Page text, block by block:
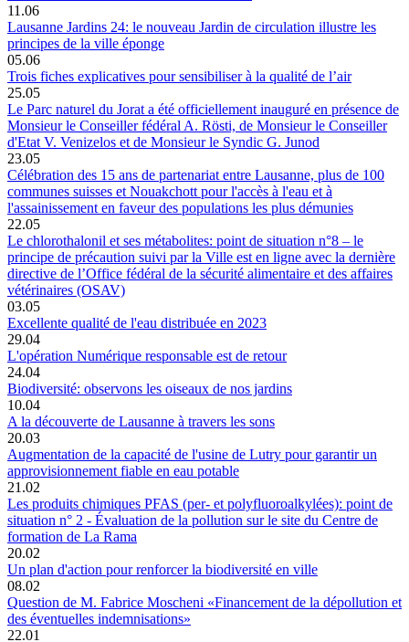
11.06
Lausanne Jardins 24: le nouveau Jardin de circulation illustre les
principes de la ville éponge
05.06
Trois fiches explicatives pour sensibiliser à la qualité de l’air
25.05
Le Parc naturel du Jorat a été officiellement inauguré en présence de
Monsieur le Conseiller fédéral A. Rösti, de Monsieur le Conseiller
d'Etat V. Venizelos et de Monsieur le Syndic G. Junod
23.05
Célébration des 15 ans de partenariat entre Lausanne, plus de 100
communes suisses et Nouakchott pour l'accès à l'eau et à
l'assainissement en faveur des populations les plus démunies
22.05
Le chlorothalonil et ses métabolites: point de situation n°8 – le
principe de précaution suivi par la Ville est en ligne avec la dernière
directive de l’Office fédéral de la sécurité alimentaire et des affaires
vétérinaires (OSAV)
03.05
Excellente qualité de l'eau distribuée en 2023
29.04
L'opération Numérique responsable est de retour
24.04
Biodiversité: observons les oiseaux de nos jardins
10.04
A la découverte de Lausanne à travers les sons
20.03
Augmentation de la capacité de l'usine de Lutry pour garantir un
approvisionnement fiable en eau potable
21.02
Les produits chimiques PFAS (per- et polyfluoroalkylées): point de
situation n° 2 - Évaluation de la pollution sur le site du Centre de
formation de La Rama
20.02
Un plan d'action pour renforcer la biodiversité en ville
08.02
Question de M. Fabrice Moscheni «Financement de la dépollution et
des éventuelles indemnisations»
22.01